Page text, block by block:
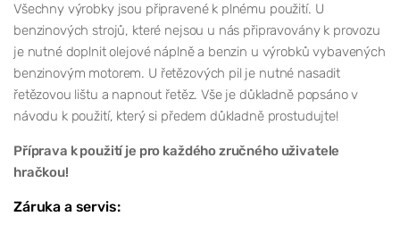
Všechny výrobky jsou připravené k plnému použití. U
benzinových strojů, které nejsou u nás připravovány k provozu
je nutné doplnit olejové náplně a benzin u výrobků vybavených
benzinovým motorem. U řetězových pil je nutné nasadit
řetězovou lištu a napnout řetěz. Vše je důkladně popsáno v
návodu k použití, který si předem důkladně prostudujte!
Příprava k použití je pro každého zručného uživatele
hračkou!
Záruka a servis: